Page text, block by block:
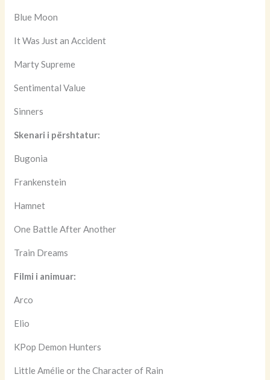
Blue Moon
It Was Just an Accident
Marty Supreme
Sentimental Value
Sinners
Skenari i përshtatur:
Bugonia
Frankenstein
Hamnet
One Battle After Another
Train Dreams
Filmi i animuar:
Arco
Elio
KPop Demon Hunters
Little Amélie or the Character of Rain